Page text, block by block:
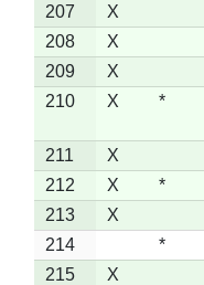
207
X
208
X
209
X
210
X *
211
X
212
X *
213
X
214
*
215
X